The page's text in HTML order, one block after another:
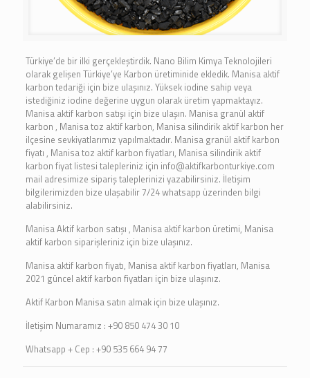
Türkiye’de bir ilki gerçekleştirdik. Nano Bilim Kimya Teknolojileri
olarak gelişen Türkiye’ye Karbon üretiminide ekledik. Manisa aktif
karbon tedariği için bize ulaşınız. Yüksek iodine sahip veya
istediğiniz iodine değerine uygun olarak üretim yapmaktayız.
Manisa aktif karbon satışı için bize ulaşın. Manisa granül aktif
karbon , Manisa toz aktif karbon, Manisa silindirik aktif karbon her
ilçesine sevkiyatlarımız yapılmaktadır. Manisa granül aktif karbon
fiyatı , Manisa toz aktif karbon fiyatları, Manisa silindirik aktif
karbon fiyat listesi talepleriniz için info@aktifkarbonturkiye.com
mail adresimize sipariş taleplerinizi yazabilirsiniz. İletişim
bilgilerimizden bize ulaşabilir 7/24 whatsapp üzerinden bilgi
alabilirsiniz.
Manisa Aktif karbon satışı , Manisa aktif karbon üretimi, Manisa
aktif karbon siparişleriniz için bize ulaşınız.
Manisa aktif karbon fiyatı, Manisa aktif karbon fiyatları, Manisa
2021 güncel aktif karbon fiyatları için bize ulaşınız.
Aktif Karbon Manisa satın almak için bize ulaşınız.
İletişim Numaramız : +90 850 474 30 10
Whatsapp + Cep : +90 535 664 94 77